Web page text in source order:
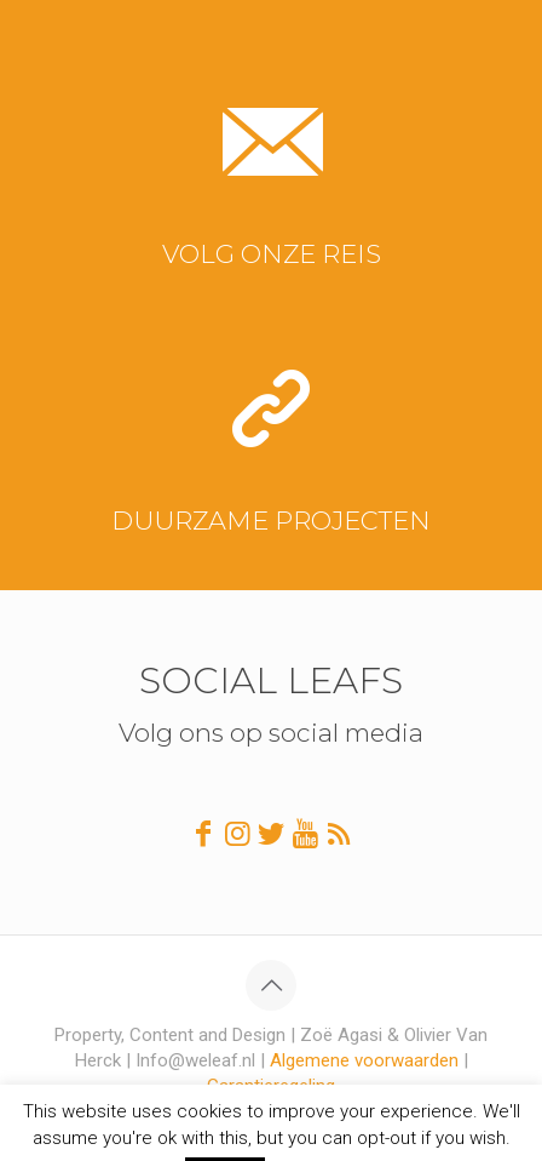
VOLG ONZE REIS
DUURZAME PROJECTEN
SOCIAL LEAFS
Volg ons op social media
Property, Content and Design | Zoë Agasi & Olivier Van
Herck | Info@weleaf.nl | Algemene voorwaarden |
Garantieregeling
This website uses cookies to improve your experience. We'll
assume you're ok with this, but you can opt-out if you wish.